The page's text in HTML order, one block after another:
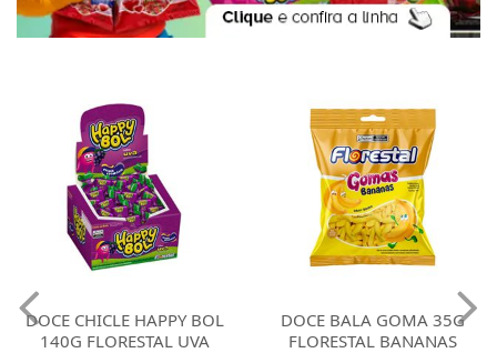
DOCE CHICLE HAPPY BOL
140G FLORESTAL UVA
DOCE BALA GOMA 35G
FLORESTAL BANANAS